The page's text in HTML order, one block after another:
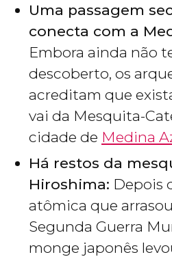
Uma passagem
conecta com a
Embora ainda não
descoberto, os
acreditam que
vai da Mesquita-
cidade de Medina
Há restos da
Hiroshima: Depois
atômica que
Segunda Guerra
monge japonês